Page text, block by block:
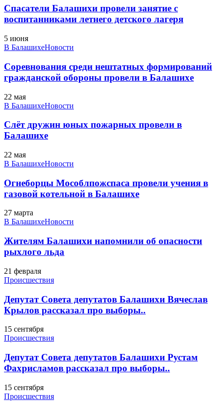
Спасатели Балашихи провели занятие с
воспитанниками летнего детского лагеря
5 июня
В БалашихеНовости
Соревнования среди нештатных формирований
гражданской обороны провели в Балашихе
22 мая
В БалашихеНовости
Слёт дружин юных пожарных провели в
Балашихе
22 мая
В БалашихеНовости
Огнеборцы Мособлпожспаса провели учения в
газовой котельной в Балашихе
27 марта
В БалашихеНовости
Жителям Балашихи напомнили об опасности
рыхлого льда
21 февраля
Происшествия
Депутат Совета депутатов Балашихи Вячеслав
Крылов рассказал про выборы..
15 сентября
Происшествия
Депутат Совета депутатов Балашихи Рустам
Фахрисламов рассказал про выборы..
15 сентября
Происшествия